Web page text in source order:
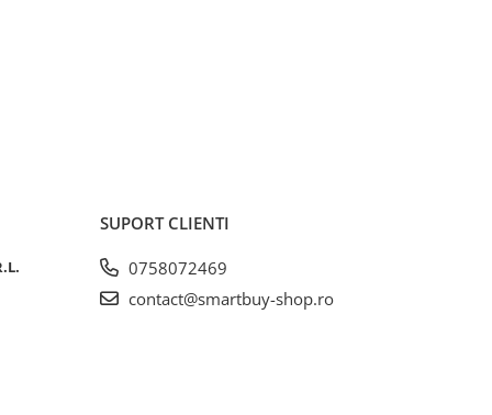
SUPORT CLIENTI
0758072469
contact@smartbuy-shop.ro